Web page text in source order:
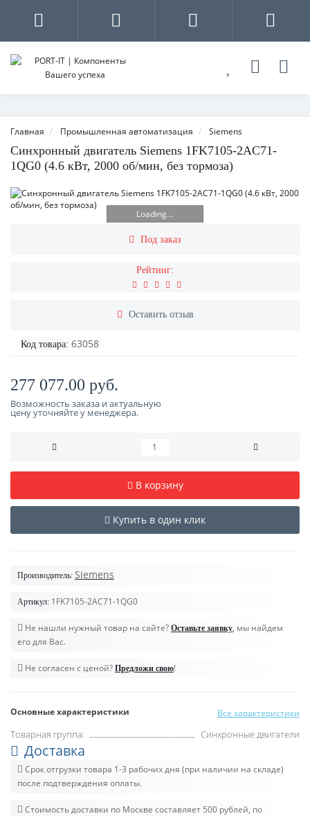
Главная Промышленная автоматизация Siemens
Синхронный двигатель Siemens 1FK7105-2AC71-
1QG0 (4.6 кВт, 2000 об/мин, без тормоза)
Loading...
Под заказ
Рейтинг:
Оставить отзыв
Код товара: 63058
277 077.00 руб.
Возможность заказа и актуальную
цену уточняйте у менеджера.
В корзину
Купить в один клик
Производитель: Siemens
Артикул: 1FK7105-2AC71-1QG0
Не нашли нужный товар на сайте? Оставьте заявку, мы найдем
его для Вас.
Не согласен с ценой? Предложи свою!
Основные характеристики Все характеристики
Товарная группа: Синхронные двигатели
Доставка
Срок отгрузки товара 1-3 рабочих дня (при наличии на складе)
после подтверждения оплаты.
Стоимость доставки по Москве составляет 500 рублей, по